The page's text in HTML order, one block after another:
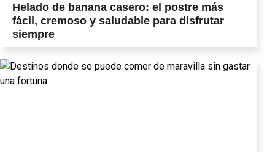
Helado de banana casero: el postre más
fácil, cremoso y saludable para disfrutar
siempre